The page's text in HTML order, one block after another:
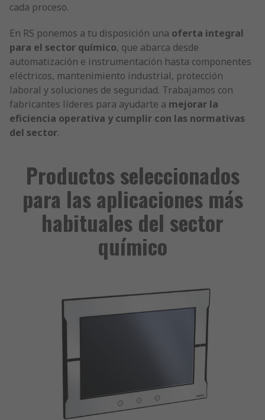
cada proceso.
En RS ponemos a tu disposición una oferta integral
para el sector químico, que abarca desde
automatización e instrumentación hasta componentes
eléctricos, mantenimiento industrial, protección
laboral y soluciones de seguridad. Trabajamos con
fabricantes líderes para ayudarte a mejorar la
eficiencia operativa y cumplir con las normativas
del sector.
Productos seleccionados
para las aplicaciones más
habituales del sector
químico